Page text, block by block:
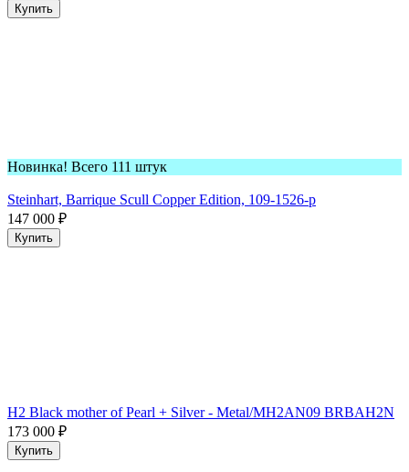
Купить
Новинка! Всего 111 штук
Steinhart, Barrique Scull Copper Edition, 109-1526-p
147 000 ₽
Купить
H2 Black mother of Pearl + Silver - Metal/MH2AN09 BRBAH2N
173 000 ₽
Купить